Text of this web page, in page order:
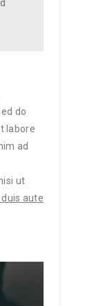
do
labore
ad
ut
aute